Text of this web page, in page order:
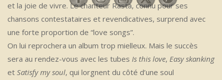
et la joie de vivre. Le chanteur Rasta, connu pour ses
chansons contestataires et revendicatives, surprend avec
une forte proportion de “love songs”.
On lui reprochera un album trop mielleux. Mais le succès
sera au rendez-vous avec les tubes Is this love, Easy skanking
et Satisfy my soul, qui lorgnent du côté d’une soul